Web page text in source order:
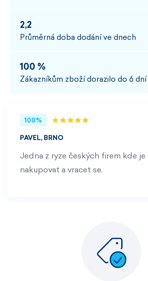
2,2
Průměrná doba dodání ve dnech
100 %
Zákazníkům zboží dorazilo do 6 dní
100%
PAVEL, BRNO
Jedna z ryze českých firem kde
nakupovat a vracet se.